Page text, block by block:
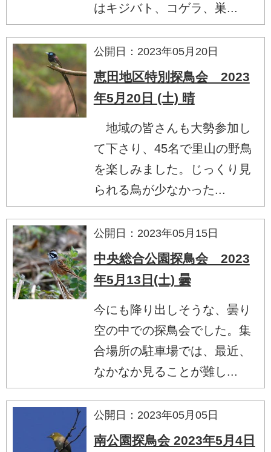
はキジバト、コゲラ、巣...
公開日：2023年05月20日
恵田地区特別探鳥会 2023
年5月20日 (土) 晴
地域の皆さんも大勢参加し
て下さり、45名で里山の野鳥
を楽しみました。じっくり見
られる鳥が少なかった...
公開日：2023年05月15日
中央総合公園探鳥会 2023
年5月13日(土) 曇
今にも降り出しそうな、曇り
空の中での探鳥会でした。集
合場所の駐車場では、最近、
なかなか見ることが難し...
公開日：2023年05月05日
南公園探鳥会 2023年5月4日